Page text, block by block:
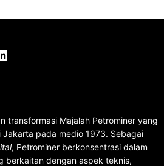
transformasi Majalah Petrominer yang
pada medio 1973. Sebagai
, Petrominer berkonsentrasi dalam
berkaitan dengan aspek teknis,